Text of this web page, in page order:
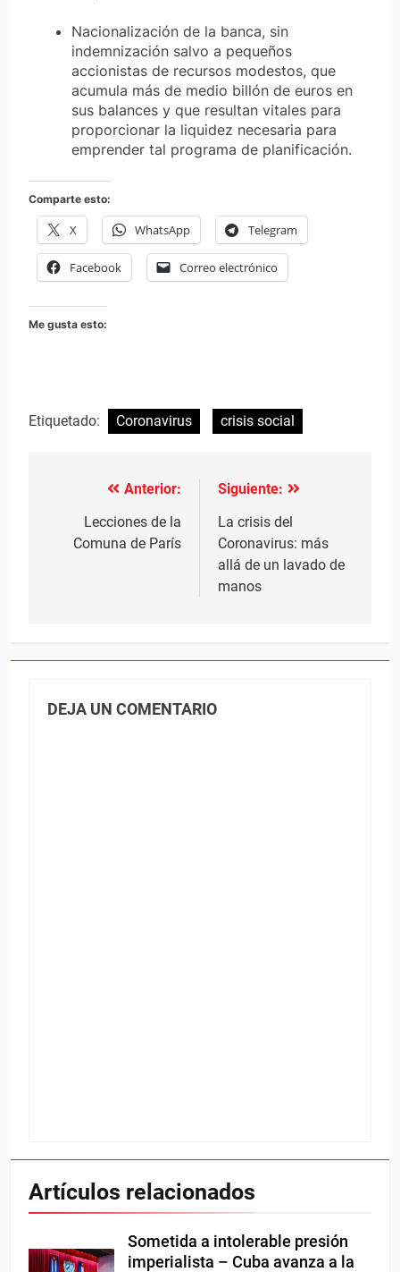
Nacionalización de la banca, sin
indemnización salvo a pequeños
accionistas de recursos modestos, que
acumula más de medio billón de euros en
sus balances y que resultan vitales para
proporcionar la liquidez necesaria para
emprender tal programa de planificación.
Comparte esto:
X WhatsApp Telegram
Facebook Correo electrónico
Me gusta esto:
Etiquetado: Coronavirus crisis social
Navegación
Anterior:
Lecciones de la
Comuna de París
Siguiente:
La crisis del
Coronavirus: más
allá de un lavado de
manos
DEJA UN COMENTARIO
Artículos relacionados
Sometida a intolerable presión
imperialista – Cuba avanza a la